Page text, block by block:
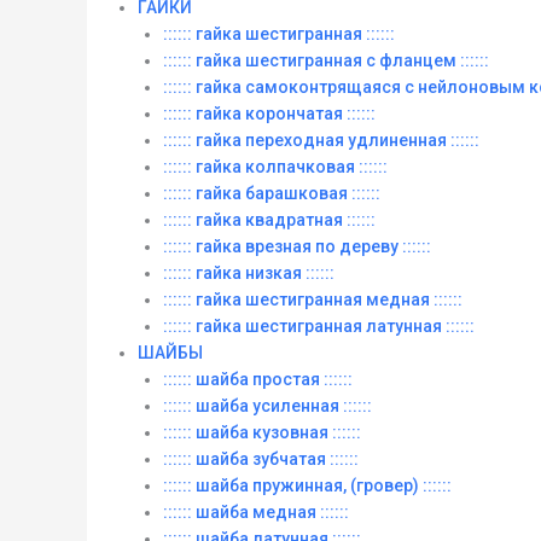
ГАЙКИ
:::::: гайка шестигранная ::::::
:::::: гайка шестигранная с фланцем ::::::
:::::: гайка самоконтрящаяся с нейлоновым
:::::: гайка корончатая ::::::
:::::: гайка переходная удлиненная ::::::
:::::: гайка колпачковая ::::::
:::::: гайка барашковая ::::::
:::::: гайка квадратная ::::::
:::::: гайка врезная по дереву ::::::
:::::: гайка низкая ::::::
:::::: гайка шестигранная медная ::::::
:::::: гайка шестигранная латунная ::::::
ШАЙБЫ
:::::: шайба простая ::::::
:::::: шайба усиленная ::::::
:::::: шайба кузовная ::::::
:::::: шайба зубчатая ::::::
:::::: шайба пружинная, (гровер) ::::::
:::::: шайба медная ::::::